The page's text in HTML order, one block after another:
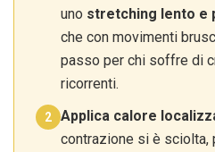
uno stretching lento e
che con movimenti
passo per chi soffre di
ricorrenti.
2 Applica calore
contrazione si è sciolta,